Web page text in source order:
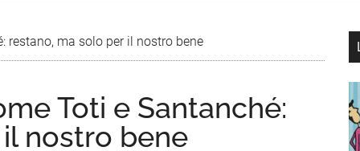
restano, ma solo per il nostro bene
Toti e Santanché:
nostro bene